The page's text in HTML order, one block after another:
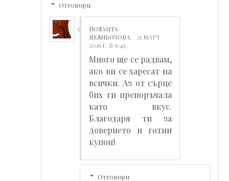
Отговори
ЙОЛАНТА
ДЕЛИБОЗОВА
25 МАРТ
2016 Г. В 9:45
Много ще се радвам,
ако ви се харесат на
всички. Аз от сърце
бих ги препоръчала
като вкус.
Благодаря ти за
доверието и готин
купон!
Отговори